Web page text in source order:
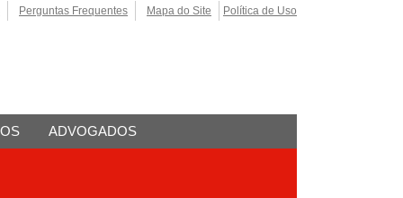
Perguntas Frequentes Mapa do Site Política de Uso
ADVOGADOS